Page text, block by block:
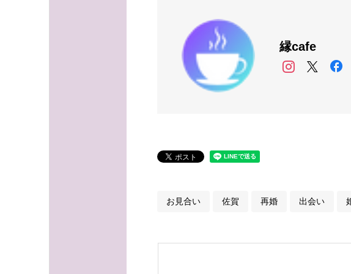
縁cafe
お見合い 佐賀 再婚 出会い